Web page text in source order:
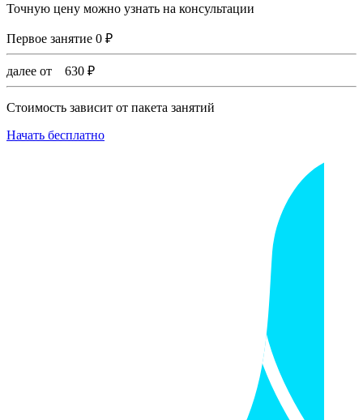
Точную цену можно узнать на консультации
Первое занятие 0 ₽
далее от 630 ₽
Стоимость зависит от пакета занятий
Начать бесплатно